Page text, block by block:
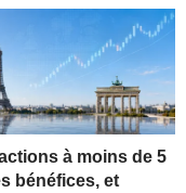
à moins de 5
bénéfices, et